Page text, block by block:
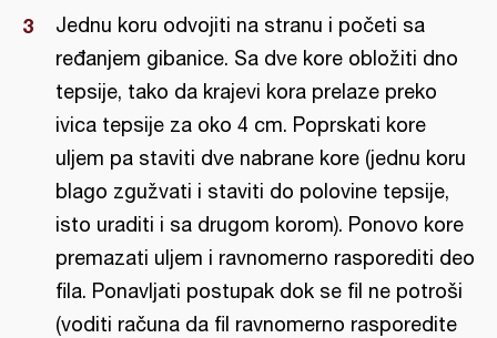
Jednu koru odvojiti na stranu i početi sa
ređanjem gibanice. Sa dve kore obložiti dno
tepsije, tako da krajevi kora prelaze preko
ivica tepsije za oko 4 cm. Poprskati kore
uljem pa staviti dve nabrane kore (jednu koru
blago zgužvati i staviti do polovine tepsije,
isto uraditi i sa drugom korom). Ponovo kore
premazati uljem i ravnomerno rasporediti deo
fila. Ponavljati postupak dok se fil ne potroši
(voditi računa da fil ravnomerno rasporedite